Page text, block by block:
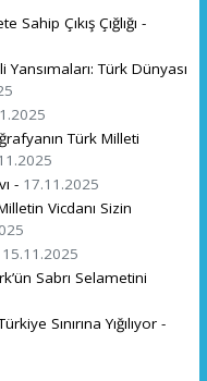
Çıkış Çığlığı -
Türk Dünyası
Türk Milleti
- 17.11.2025
Vicdanı Sizin
15.11.2025
Sabrı Selametini
Sınırına Yığılıyor -